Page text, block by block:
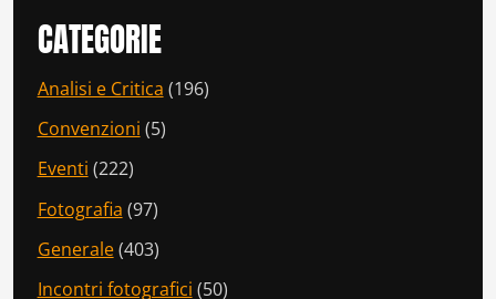
CATEGORIE
Analisi e Critica (196)
Convenzioni (5)
Eventi (222)
Fotografia (97)
Generale(403)
Incontri fotografici (50)